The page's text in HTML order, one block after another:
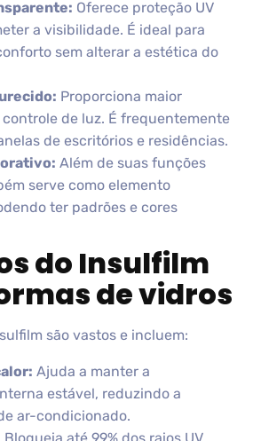
Oferece proteção UV
a visibilidade. É ideal para
sem alterar a estética do
Proporciona maior
de luz. É frequentemente
de escritórios e residências.
Além de suas funções
serve como elemento
ter padrões e cores
do Insulfilm
de vidros
são vastos e incluem:
Ajuda a manter a
estável, reduzindo a
ar-condicionado.